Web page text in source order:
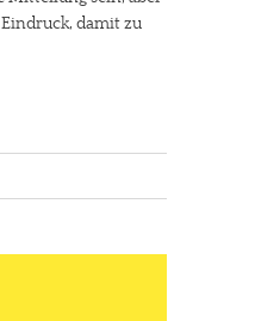
damit zu